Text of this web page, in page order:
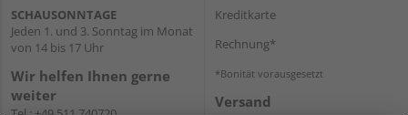
SCHAUSONNTAGE
Jeden 1. und 3. Sonntag im Monat
von 14 bis 17 Uhr
Wir helfen Ihnen gerne
weiter
Kreditkarte
Rechnung*
*Bonität vorausgesetzt
Versand